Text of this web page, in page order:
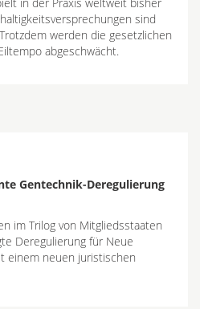
sind
werden die gesetzlichen
abgeschwächt.
Gentechnik-Deregulierung
im Trilog von Mitgliedsstaaten
Deregulierung für Neue
einem neuen juristischen